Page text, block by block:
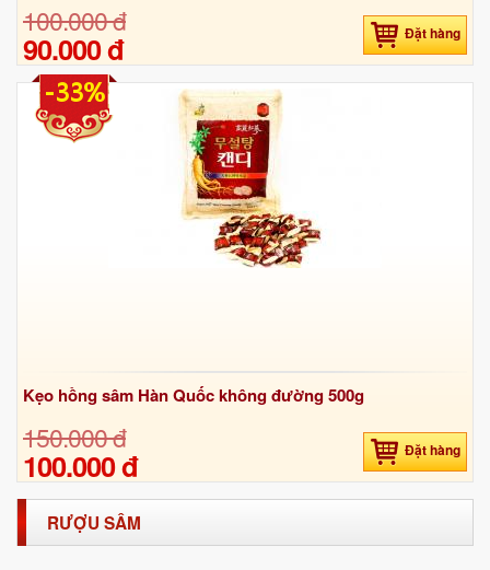
100.000 đ
90.000 đ Đặt hàng
Kẹo hồng sâm Hàn Quốc không đường 500g
150.000 đ
100.000 đ Đặt hàng
-33%
RƯỢU SÂM